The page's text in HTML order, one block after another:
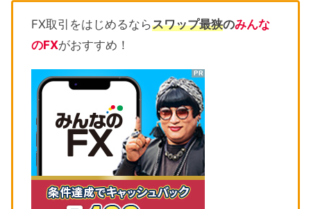
FX取引をはじめるならスワップ最狭のみんな
のFXがおすすめ！